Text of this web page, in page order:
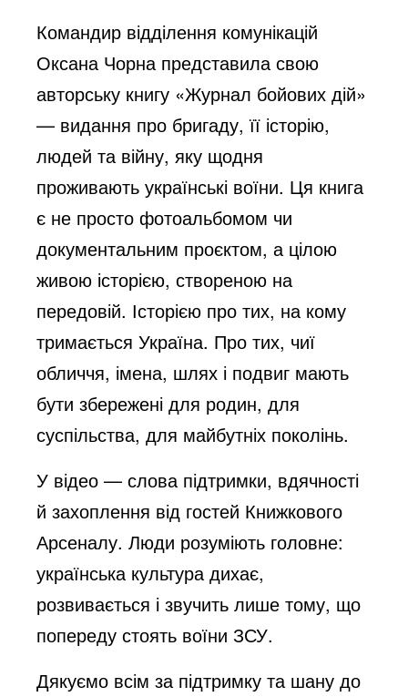
Командир відділення комунікацій
Оксана Чорна представила свою
авторську книгу «Журнал бойових дій»
— видання про бригаду, її історію,
людей та війну, яку щодня
проживають українські воїни. Ця книга
є не просто фотоальбомом чи
документальним проєктом, а цілою
живою історією, створеною на
передовій. Історією про тих, на кому
тримається Україна. Про тих, чиї
обличчя, імена, шлях і подвиг мають
бути збережені для родин, для
суспільства, для майбутніх поколінь.
У відео — слова підтримки, вдячності
й захоплення від гостей Книжкового
Арсеналу. Люди розуміють головне:
українська культура дихає,
розвивається і звучить лише тому, що
попереду стоять воїни ЗСУ.
Дякуємо всім за підтримку та шану до